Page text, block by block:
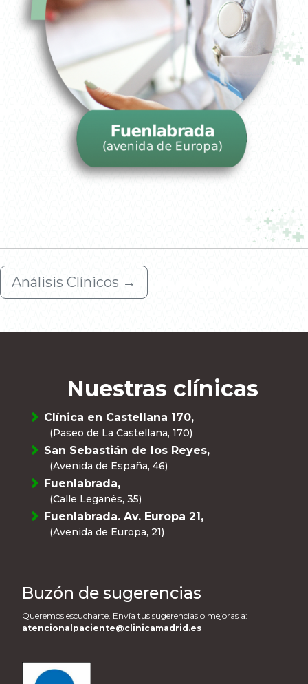
Análisis Clínicos →
Nuestras clínicas
Clínica en Castellana 170,
(Paseo de La Castellana, 170)
San Sebastián de los Reyes,
(Avenida de España, 46)
Fuenlabrada,
(Calle Leganés, 35)
Fuenlabrada. Av. Europa 21,
(Avenida de Europa, 21)
Buzón de sugerencias
Queremos escucharte. Envía tus sugerencias o mejoras a:
atencionalpaciente@clinicamadrid.es